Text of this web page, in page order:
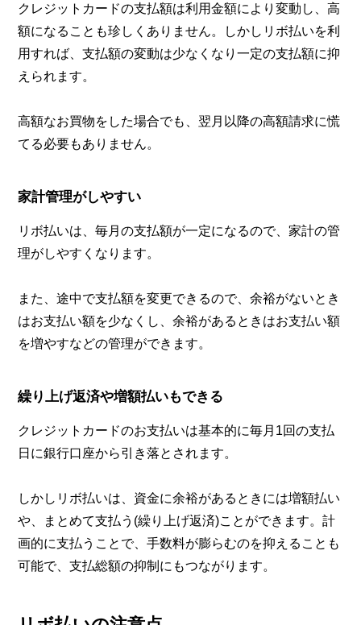
クレジットカードの支払額は利用金額により変動し、高
額になることも珍しくありません。しかしリボ払いを利
用すれば、支払額の変動は少なくなり一定の支払額に抑
えられます。
高額なお買物をした場合でも、翌月以降の高額請求に慌
てる必要もありません。
家計管理がしやすい
リボ払いは、毎月の支払額が一定になるので、家計の管
理がしやすくなります。
また、途中で支払額を変更できるので、余裕がないとき
はお支払い額を少なくし、余裕があるときはお支払い額
を増やすなどの管理ができます。
繰り上げ返済や増額払いもできる
クレジットカードのお支払いは基本的に毎月1回の支払
日に銀行口座から引き落とされます。
しかしリボ払いは、資金に余裕があるときには増額払い
や、まとめて支払う(繰り上げ返済)ことができます。計
画的に支払うことで、手数料が膨らむのを抑えることも
可能で、支払総額の抑制にもつながります。